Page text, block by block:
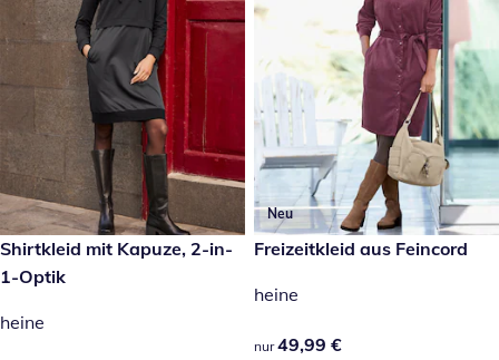
69,99 €
Shirtkleid mit Kapuze, 2-in-
1-Optik
heine
Neu
49,99 €
Freizeitkleid aus Feincord
heine
49,99 €
nur 49,99 €